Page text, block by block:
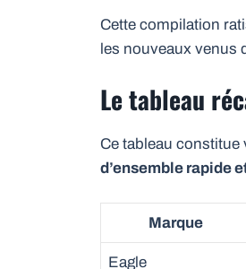
Cette compilation
les nouveaux venus
Le tableau
Ce tableau constitue
d’ensemble rapide
Marque
Eagle